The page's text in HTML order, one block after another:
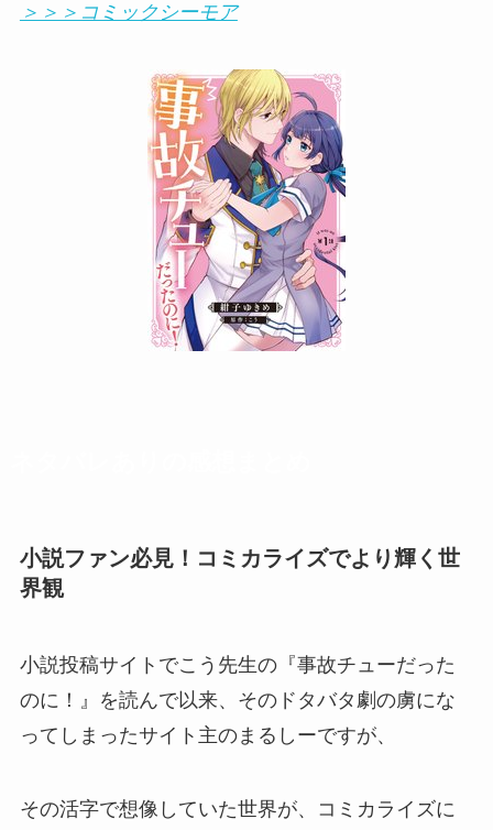
＞＞＞コミックシーモア
小説ファン必見！コミカライズでより輝く世
界観
小説投稿サイトでこう先生の『事故チューだった
のに！』を読んで以来、そのドタバタ劇の虜にな
ってしまったサイト主のまるしーですが、
その活字で想像していた世界が、コミカライズに